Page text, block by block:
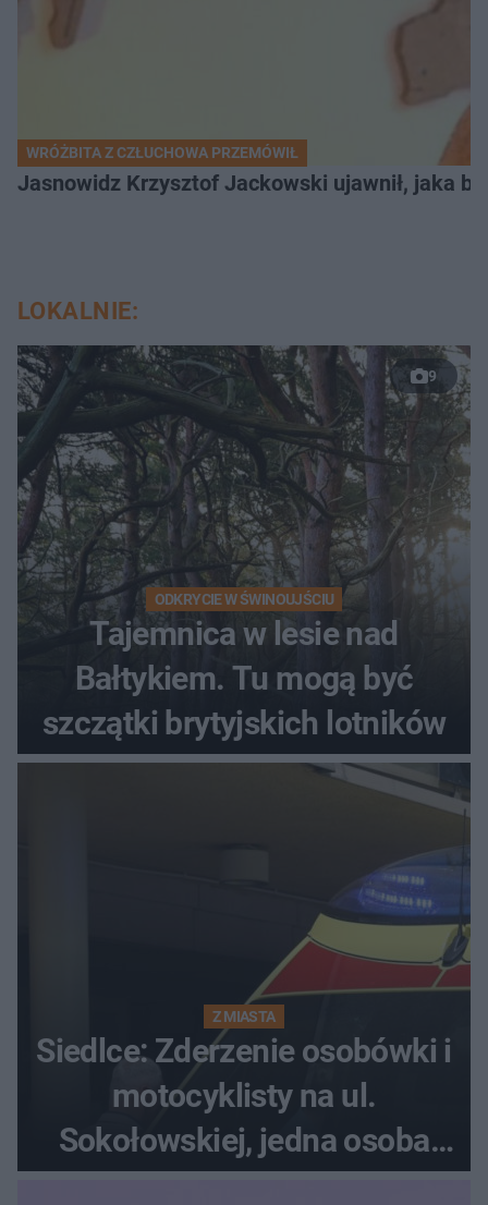
WRÓŻBITA Z CZŁUCHOWA PRZEMÓWIŁ
Jasnowidz Krzysztof Jackowski ujawnił, jaka
LOKALNIE:
9
ODKRYCIE W ŚWINOUJŚCIU
Tajemnica w lesie nad
Bałtykiem. Tu mogą być
szczątki brytyjskich lotników
Z MIASTA
Siedlce: Zderzenie osobówki i
motocyklisty na ul.
Sokołowskiej, jedna osoba
ranna!